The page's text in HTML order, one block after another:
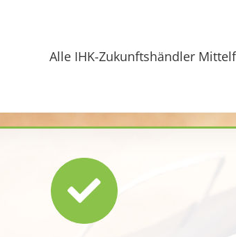
Alle IHK-Zukunftshändler